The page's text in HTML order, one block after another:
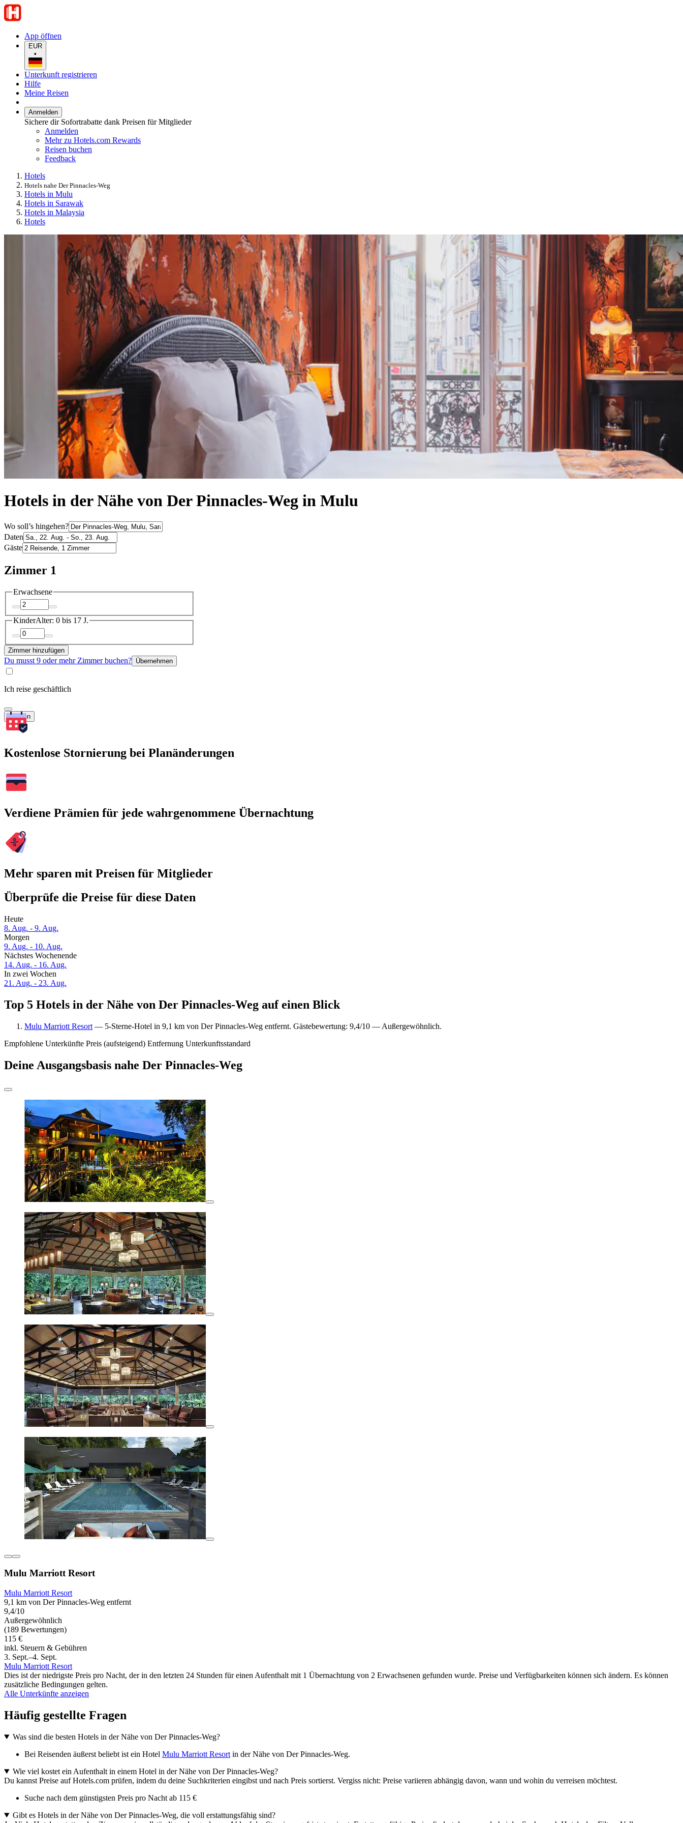
App öffnen
EUR
•
Unterkunft registrieren
Hilfe
Meine Reisen
Anmelden
Sichere dir Sofortrabatte dank Preisen für Mitglieder
Anmelden
Mehr zu Hotels.com Rewards
Reisen buchen
Feedback
Hotels
Hotels nahe Der Pinnacles-Weg
Hotels in Mulu
Hotels in Sarawak
Hotels in Malaysia
Hotels
Hotels in der Nähe von Der Pinnacles-Weg in Mulu
Wo soll’s hingehen?
Daten
Gäste
Zimmer 1
Erwachsene
KinderAlter: 0 bis 17 J.
Zimmer hinzufügen
Du musst 9 oder mehr Zimmer buchen? Übernehmen
Ich reise geschäftlich
Suchen
Kostenlose Stornierung bei Planänderungen
Verdiene Prämien für jede wahrgenommene Übernachtung
Mehr sparen mit Preisen für Mitglieder
Überprüfe die Preise für diese Daten
Heute
8. Aug. - 9. Aug.
Morgen
9. Aug. - 10. Aug.
Nächstes Wochenende
14. Aug. - 16. Aug.
In zwei Wochen
21. Aug. - 23. Aug.
Top 5 Hotels in der Nähe von Der Pinnacles-Weg auf einen Blick
Mulu Marriott Resort — 5-Sterne-Hotel in 9,1 km von Der Pinnacles-Weg entfernt. Gästebewertung: 9,4/10 — Außergewöhnlich.
Empfohlene Unterkünfte Preis (aufsteigend) Entfernung Unterkunftsstandard
Deine Ausgangsbasis nahe Der Pinnacles-Weg
Mulu Marriott Resort
Mulu Marriott Resort
9,1 km von Der Pinnacles-Weg entfernt
9,4/10
Außergewöhnlich
(189 Bewertungen)
115 €
inkl. Steuern & Gebühren
3. Sept.–4. Sept.
Mulu Marriott Resort
Dies ist der niedrigste Preis pro Nacht, der in den letzten 24 Stunden für einen Aufenthalt mit 1 Übernachtung von 2 Erwachsenen gefunden wurde. Preise und Verfügbarkeiten können sich ändern. Es können
zusätzliche Bedingungen gelten.
Alle Unterkünfte anzeigen
Häufig gestellte Fragen
Was sind die besten Hotels in der Nähe von Der Pinnacles-Weg?
Bei Reisenden äußerst beliebt ist ein Hotel Mulu Marriott Resort in der Nähe von Der Pinnacles-Weg.
Wie viel kostet ein Aufenthalt in einem Hotel in der Nähe von Der Pinnacles-Weg?
Du kannst Preise auf Hotels.com prüfen, indem du deine Suchkriterien eingibst und nach Preis sortierst. Vergiss nicht: Preise variieren abhängig davon, wann und wohin du verreisen möchtest.
Suche nach dem günstigsten Preis pro Nacht ab 115 €
Gibt es Hotels in der Nähe von Der Pinnacles-Weg, die voll erstattungsfähig sind?